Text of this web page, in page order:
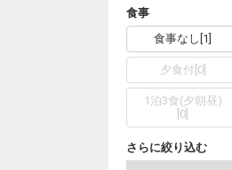
食事
食事なし 1
夕食付 0]
1泊3食(夕朝昼)
0
さらに絞り込む